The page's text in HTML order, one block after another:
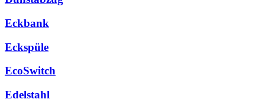
Eckbank
Eckspüle
EcoSwitch
Edelstahl